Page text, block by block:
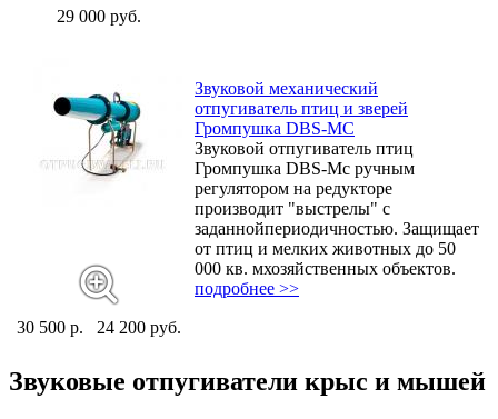
29 000 руб.
30 500 p. 24 200 руб.
Звуковой механический
отпугиватель птиц и зверей
Громпушка DBS-MC
Звуковой отпугиватель птиц
Громпушка DBS-Mс ручным
регулятором на редукторе
производит "выстрелы" с
заданнойпериодичностью. Защищает
от птиц и мелких животных до 50
000 кв. мхозяйственных объектов.
подробнее >>
Звуковые отпугиватели крыс и мышей